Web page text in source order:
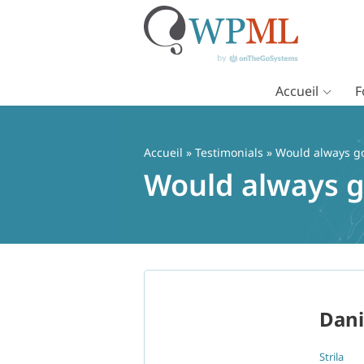
Accueil
Accueil » Testimonials » Would always
Would always
Strila